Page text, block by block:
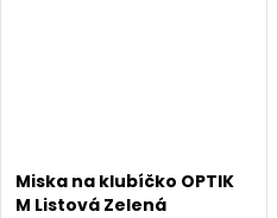
Miska na klubíčko OPTIK
M Listová Zelená